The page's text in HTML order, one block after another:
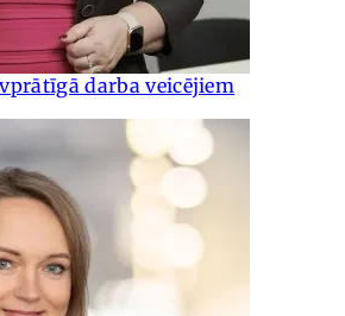
darba veicējiem